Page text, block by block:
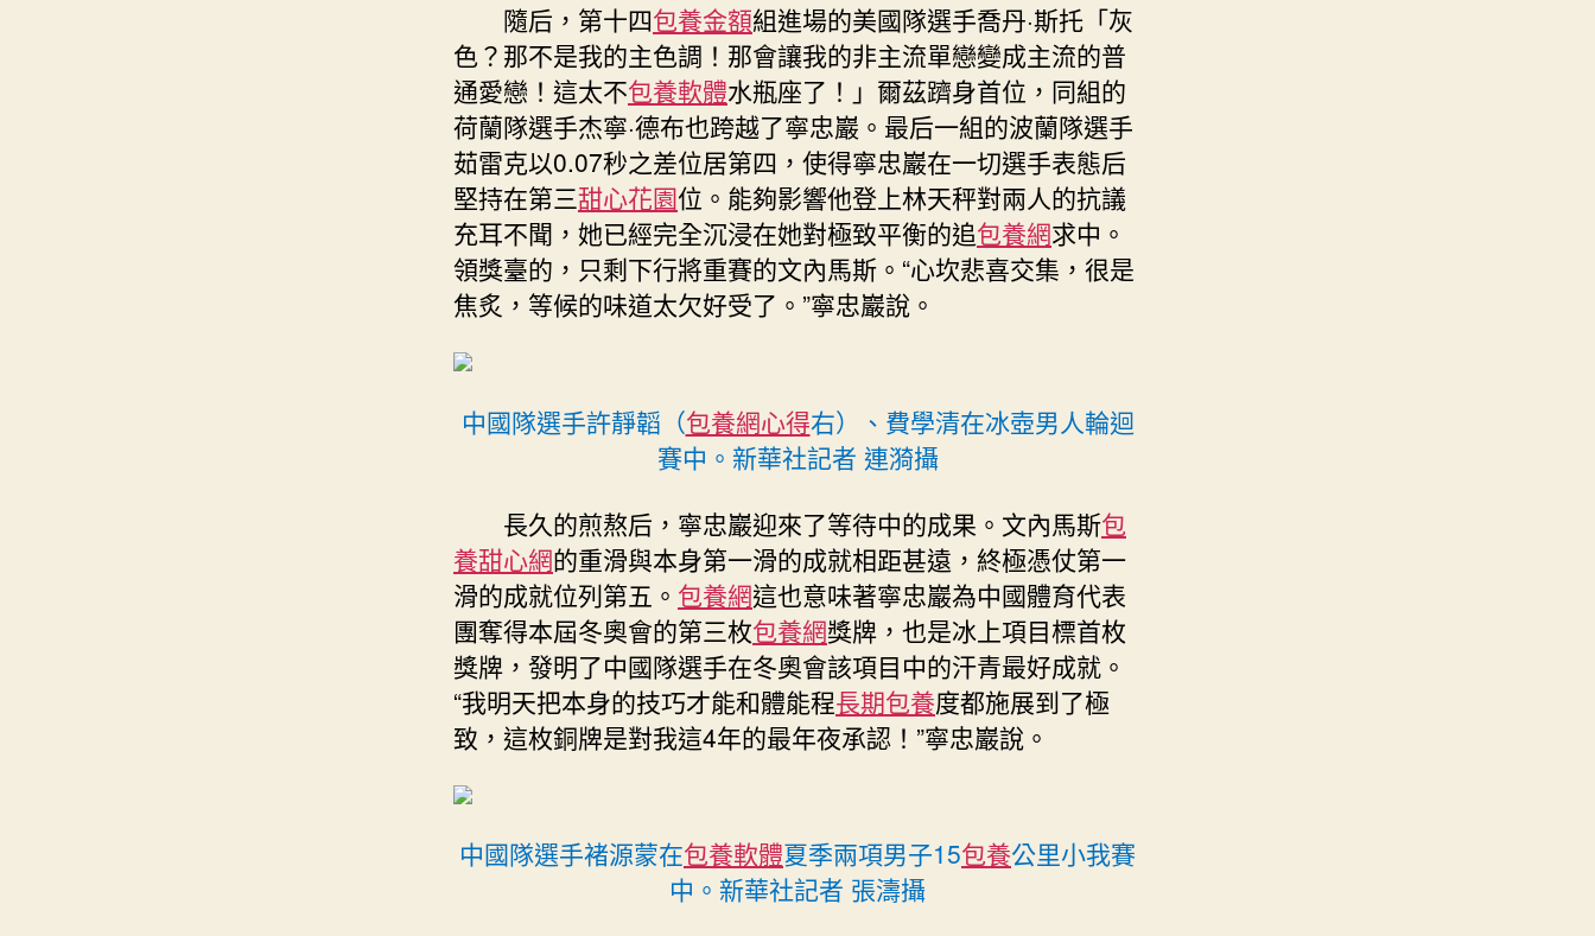
隨后，第十四包養金額組進場的美國隊選手喬丹·斯托「灰
色？那不是我的主色調！那會讓我的非主流單戀變成主流的普
通愛戀！這太不包養軟體水瓶座了！」爾茲躋身首位，同組的
荷蘭隊選手杰寧·德布也跨越了寧忠巖。最后一組的波蘭隊選手
茹雷克以0.07秒之差位居第四，使得寧忠巖在一切選手表態后
堅持在第三甜心花園位。能夠影響他登上林天秤對兩人的抗議
充耳不聞，她已經完全沉浸在她對極致平衡的追包養網求中。
領獎臺的，只剩下行將重賽的文內馬斯。“心坎悲喜交集，很是
焦炙，等候的味道太欠好受了。”寧忠巖說。
中國隊選手許靜韜（包養網心得右）、費學清在冰壺男人輪迴
賽中。新華社記者 連漪攝
長久的煎熬后，寧忠巖迎來了等待中的成果。文內馬斯包
養甜心網的重滑與本身第一滑的成就相距甚遠，終極憑仗第一
滑的成就位列第五。 包養網這也意味著寧忠巖為中國體育代表
團奪得本屆冬奧會的第三枚包養網獎牌，也是冰上項目標首枚
獎牌，發明了中國隊選手在冬奧會該項目中的汗青最好成就。
“我明天把本身的技巧才能和體能程長期包養度都施展到了極
致，這枚銅牌是對我這4年的最年夜承認！”寧忠巖說。
中國隊選手褚源蒙在包養軟體夏季兩項男子15包養公里小我賽
中。新華社記者 張濤攝